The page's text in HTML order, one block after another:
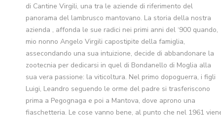
di Cantine Virgili, una tra le aziende di riferimento del
panorama del lambrusco mantovano. La storia della nostra
azienda , affonda le sue radici nei primi anni del ‘900 quando,
mio nonno Angelo Virgili capostipite della famiglia,
assecondando una sua intuizione, decide di abbandonare la
zootecnia per dedicarsi in quel di Bondanello di Moglia alla
sua vera passione: la viticoltura. Nel primo dopoguerra, i figli
Luigi, Leandro seguendo le orme del padre si trasferiscono
prima a Pegognaga e poi a Mantova, dove aprono una
fiaschetteria. Le cose vanno bene, al punto che nel 1961
porte della città, è qui che nasce la Cantina F.lli Virgili, ed è
qui che ancora oggi ha sede la nostra azienda.Una ventina di
anni più tardi però, i destini di Luigi e Leandro prendono
strade diverse; mio padre sceglie di portare avanti la cantina,
sono anni difficili ma lui sa di poter contare sulla sua
determinazione e sul prezioso aiuto di mia madre Lina, che è
sempre al suo fianco. La svolta aziendale avviene qualche